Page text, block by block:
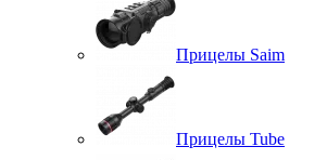
Прицелы Saim
Прицелы Tube